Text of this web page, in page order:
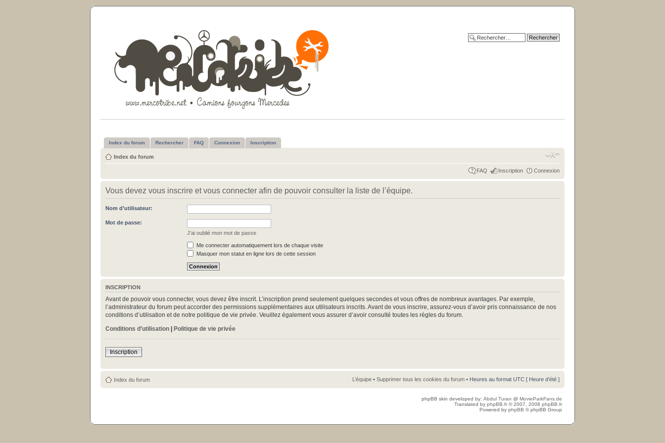
Index du forum Rechercher FAQ Connexion Inscription
Index du forum
FAQ Inscription Connexion
Vous devez vous inscrire et vous connecter afin de pouvoir consulter la liste de l’équipe.
Nom d’utilisateur:
Mot de passe:
J’ai oublié mon mot de passe
Me connecter automatiquement lors de chaque visite
Masquer mon statut en ligne lors de cette session
INSCRIPTION
Avant de pouvoir vous connecter, vous devez être inscrit. L’inscription prend seulement quelques secondes et vous offres de nombreux avantages. Par exemple,
l’administrateur du forum peut accorder des permissions supplémentaires aux utilisateurs inscrits. Avant de vous inscrire, assurez-vous d’avoir pris connaissance de nos
conditions d’utilisation et de notre politique de vie privée. Veuillez également vous assurer d’avoir consulté toutes les règles du forum.
Conditions d’utilisation | Politique de vie privée
Inscription
Index du forum L’équipe • Supprimer tous les cookies du forum • Heures au format UTC [ Heure d’été ]
phpBB skin developed by: Abdul Turan @ MovieParkFans.de
Translated by phpBB.fr © 2007, 2008 phpBB.fr
Powered by phpBB © phpBB Group